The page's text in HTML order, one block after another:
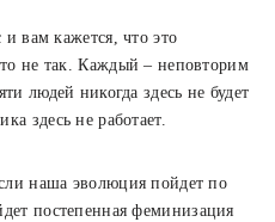
вам кажется, что это
не так. Каждый – неповторим
людей никогда здесь не будет
здесь не работает.
наша эволюция пойдет по
постепенная феминизация